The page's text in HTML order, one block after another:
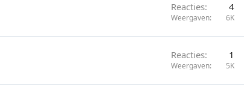
Reacties 4
Weergaven 6K
Reacties 1
Weergaven 5K